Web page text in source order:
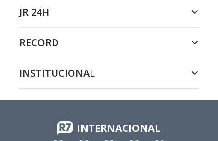
JR 24H
RECORD
INSTITUCIONAL
INTERNACIONAL